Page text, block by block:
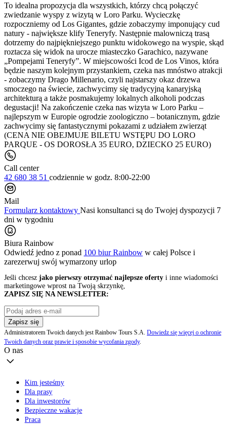
To idealna propozycja dla wszystkich, którzy chcą połączyć
zwiedzanie wyspy z wizytą w Loro Parku. Wycieczkę
rozpoczniemy od Los Gigantes, gdzie zobaczymy imponujący cud
natury - największe klify Teneryfy. Następnie malowniczą trasą
dotrzemy do najpiękniejszego punktu widokowego na wyspie, skąd
roztacza się widok na urocze miasteczko Garachico, nazywane
„Pompejami Teneryfy”. W miejscowości Icod de Los Vinos, która
będzie naszym kolejnym przystankiem, czeka nas mnóstwo atrakcji
- zobaczymy Drago Millenario, czyli najstarszy okaz drzewa
smoczego na świecie, zachwycimy się tradycyjną kanaryjską
architekturą a także posmakujemy lokalnych alkoholi podczas
degustacji! Na zakończenie czeka nas wizyta w Loro Parku –
najlepszym w Europie ogrodzie zoologiczno – botanicznym, gdzie
zachwycimy się fantastycznymi pokazami z udziałem zwierząt
(CENA NIE OBEJMUJE BILETU WSTĘPU DO LORO
PARQUE - OS DOROSŁA 35 EURO, DZIECKO 25 EURO)
Call center
42 680 38 51 codziennie w godz. 8:00-22:00
Mail
Formularz kontaktowy Nasi konsultanci są do Twojej dyspozycji 7
dni w tygodniu
Biura Rainbow
Odwiedź jedno z ponad 100 biur Rainbow w całej Polsce i
zarezerwuj swój wymarzony urlop
Jeśli chcesz jako pierwszy otrzymać najlepsze oferty i inne wiadomości
marketingowe wprost na Twoją skrzynkę,
ZAPISZ SIĘ NA NEWSLETTER:
Zapisz się
Administratorem Twoich danych jest Rainbow Tours S.A. Dowiedz się więcej o ochronie
Twoich danych oraz prawie i sposobie wycofania zgody.
O nas
Kim jesteśmy
Dla prasy
Dla inwestorów
Bezpieczne wakacje
Praca